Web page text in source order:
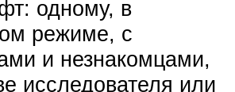
одному, в
режиме, с
и незнакомцами,
исследователя или